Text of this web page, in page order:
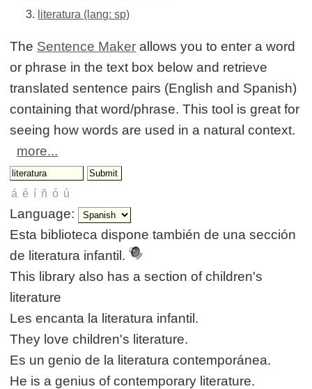
literatura (lang: sp)
The Sentence Maker allows you to enter a word
or phrase in the text box below and retrieve
translated sentence pairs (English and Spanish)
containing that word/phrase. This tool is great for
seeing how words are used in a natural context.
more...
Language:
Esta biblioteca dispone también de una sección
de literatura infantil.
This library also has a section of children's
literature
Les encanta la literatura infantil.
They love children's literature.
Es un genio de la literatura contemporánea.
He is a genius of contemporary literature.